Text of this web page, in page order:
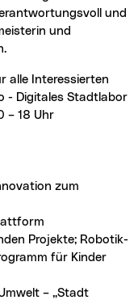
und
und
- Digitales Stadtlabor
– 18 Uhr
zum
Projekte; Robotik-
für Kinder
– „Stadt